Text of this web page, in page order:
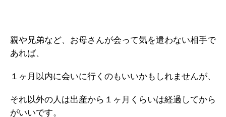
親や兄弟など、お母さんが会って気を遣わない相手で
あれば、
１ヶ月以内に会いに行くのもいいかもしれませんが、
それ以外の人は出産から１ヶ月くらいは経過してから
がいいです。